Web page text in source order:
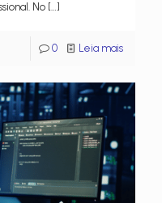
No […]
0 Leia mais